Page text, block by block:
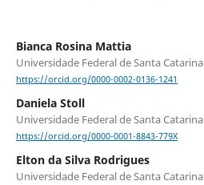
Bianca Rosina Mattia
Universidade Federal de Santa Catarina
https://orcid.org/0000-0002-0136-1241
Daniela Stoll
Universidade Federal de Santa Catarina
https://orcid.org/0000-0001-8843-779X
Elton da Silva Rodrigues
Universidade Federal de Santa Catarina